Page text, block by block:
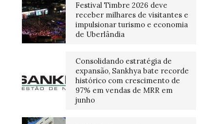
Festival Timbre 2026 deve
receber milhares de visitantes e
impulsionar turismo e economia
de Uberlândia
Consolidando estratégia de
expansão, Sankhya bate recorde
histórico com crescimento de
97% em vendas de MRR em
junho